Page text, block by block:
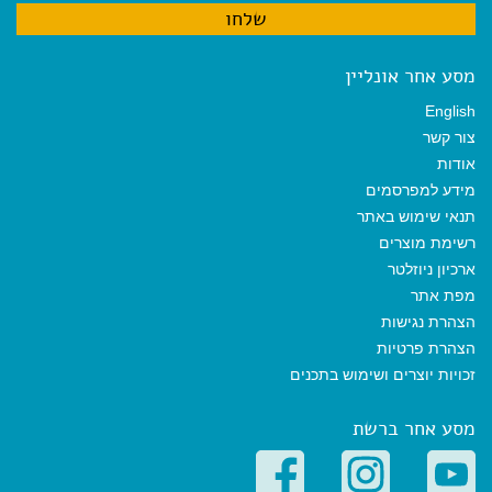
מסע אחר אונליין
English
צור קשר
אודות
מידע למפרסמים
תנאי שימוש באתר
רשימת מוצרים
ארכיון ניוזלטר
מפת אתר
הצהרת נגישות
הצהרת פרטיות
זכויות יוצרים ושימוש בתכנים
מסע אחר ברשת